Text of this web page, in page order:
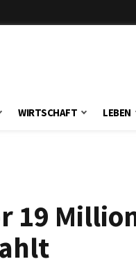
WIRTSCHAFT LEBEN
19